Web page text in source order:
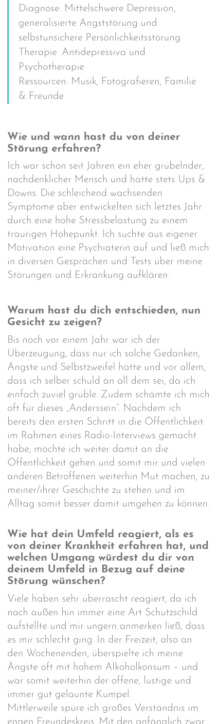
Diagnose: Mittelschwere Depression,
generalisierte Angststörung und
selbstunsichere Persönlichkeitsstörung
Therapie: Antidepressiva und
Psychotherapie
Ressourcen: Musik, Fotografieren, Familie
& Freunde
Wie und wann hast du von deiner
Störung erfahren?
Ich war schon seit Jahren ein eher grübelnder,
nachdenklicher Mensch und hatte stets Ups &
Downs. Die schleichend wachsenden
Symptome aber entwickelten sich letztes Jahr
durch eine hohe Stressbelastung zu einem
traurigen Höhepunkt. Ich suchte aus eigener
Motivation eine Psychiaterin auf und ließ mich
in diversen Gesprächen und Tests über meine
Störungen und Erkrankung aufklären.
Warum hast du dich entschieden, nun
Gesicht zu zeigen?
Bis noch vor einem Jahr war ich der
Überzeugung, dass nur ich solche Gedanken,
Ängste und Selbstzweifel hätte und vor allem,
dass ich selber schuld an all dem sei, da ich
einfach zuviel grüble. Zudem schämte ich mich
oft für dieses „Anderssein“. Nachdem ich
bereits den ersten Schritt in die Öffentlichkeit
im Rahmen eines Radio-Interviews gemacht
habe, möchte ich weiter damit an die
Öffentlichkeit gehen und somit mir und vielen
anderen Betroffenen weiterhin Mut machen, zu
meiner/ihrer Geschichte zu stehen und im
Alltag somit besser damit umgehen zu können.
Wie hat dein Umfeld reagiert, als es
von deiner Krankheit erfahren hat, und
welchen Umgang würdest du dir von
deinem Umfeld in Bezug auf deine
Störung wünschen?
Viele haben sehr überrascht reagiert, da ich
nach außen hin immer eine Art Schutzschild
aufstellte und mir ungern anmerken ließ, dass
es mir schlecht ging. In der Freizeit, also an
den Wochenenden, überspielte ich meine
Ängste oft mit hohem Alkoholkonsum – und
war somit weiterhin der offene, lustige und
immer gut gelaunte Kumpel.
Mittlerweile spüre ich großes Verständnis im
engen Freundeskreis. Mit den anfänglich zwar